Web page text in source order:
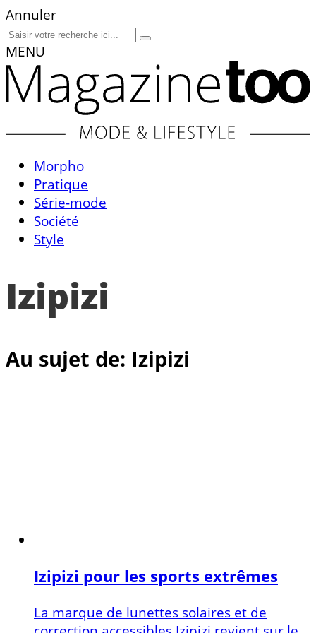
Annuler
MENU
Morpho
Pratique
Série-mode
Société
Style
Izipizi
Au sujet de: Izipizi
Izipizi pour les sports extrêmes
La marque de lunettes solaires et de